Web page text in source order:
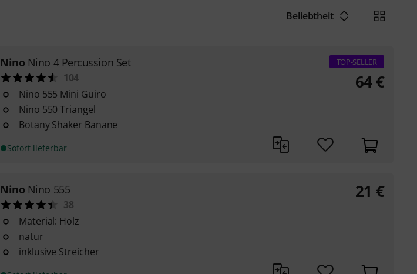
Beliebtheit
Nino Nino 4 Percussion Set
104
Nino 555 Mini Guiro
Nino 550 Triangel
Botany Shaker Banane
Sofort lieferbar
TOP-SELLER
64 €
Nino Nino 555
38
Material: Holz
natur
inklusive Streicher
21 €